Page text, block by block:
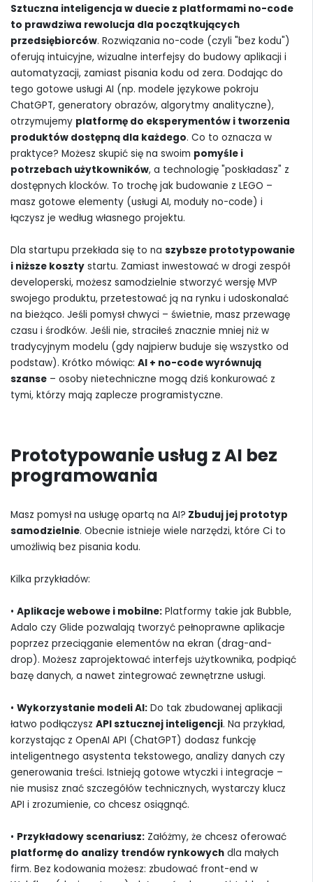
Sztuczna inteligencja w duecie z platformami no-code
to prawdziwa rewolucja dla początkujących
przedsiębiorców. Rozwiązania no-code (czyli "bez kodu")
oferują intuicyjne, wizualne interfejsy do budowy aplikacji i
automatyzacji, zamiast pisania kodu od zera. Dodając do
tego gotowe usługi AI (np. modele językowe pokroju
ChatGPT, generatory obrazów, algorytmy analityczne),
otrzymujemy platformę do eksperymentów i tworzenia
produktów dostępną dla każdego. Co to oznacza w
praktyce? Możesz skupić się na swoim pomyśle i
potrzebach użytkowników, a technologię "poskładasz" z
dostępnych klocków. To trochę jak budowanie z LEGO –
masz gotowe elementy (usługi AI, moduły no-code) i
łączysz je według własnego projektu.
Dla startupu przekłada się to na szybsze prototypowanie
i niższe koszty startu. Zamiast inwestować w drogi zespół
developerski, możesz samodzielnie stworzyć wersję MVP
swojego produktu, przetestować ją na rynku i udoskonalać
na bieżąco. Jeśli pomysł chwyci – świetnie, masz przewagę
czasu i środków. Jeśli nie, straciłeś znacznie mniej niż w
tradycyjnym modelu (gdy najpierw buduje się wszystko od
podstaw). Krótko mówiąc: AI + no-code wyrównują
szanse – osoby nietechniczne mogą dziś konkurować z
tymi, którzy mają zaplecze programistyczne.
Prototypowanie usług z AI bez
programowania
Masz pomysł na usługę opartą na AI? Zbuduj jej prototyp
samodzielnie. Obecnie istnieje wiele narzędzi, które Ci to
umożliwią bez pisania kodu.
Kilka przykładów:
• Aplikacje webowe i mobilne: Platformy takie jak Bubble,
Adalo czy Glide pozwalają tworzyć pełnoprawne aplikacje
poprzez przeciąganie elementów na ekran (drag-and-
drop). Możesz zaprojektować interfejs użytkownika, podpiąć
bazę danych, a nawet zintegrować zewnętrzne usługi.
• Wykorzystanie modeli AI: Do tak zbudowanej aplikacji
łatwo podłączysz API sztucznej inteligencji. Na przykład,
korzystając z OpenAI API (ChatGPT) dodasz funkcję
inteligentnego asystenta tekstowego, analizy danych czy
generowania treści. Istnieją gotowe wtyczki i integracje –
nie musisz znać szczegółów technicznych, wystarczy klucz
API i zrozumienie, co chcesz osiągnąć.
• Przykładowy scenariusz: Załóżmy, że chcesz oferować
platformę do analizy trendów rynkowych dla małych
firm. Bez kodowania możesz: zbudować front-end w